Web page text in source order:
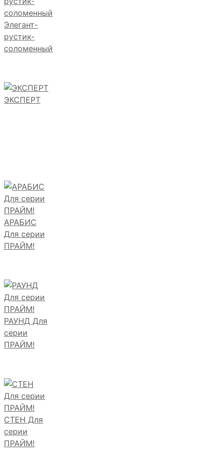
Элегант-
рустик-
соломенный
ЭКСПЕРТ
АРАБИС
Для серии
ПРАЙМ!
РАУНД Для
серии
ПРАЙМ!
СТЕН Для
серии
ПРАЙМ!